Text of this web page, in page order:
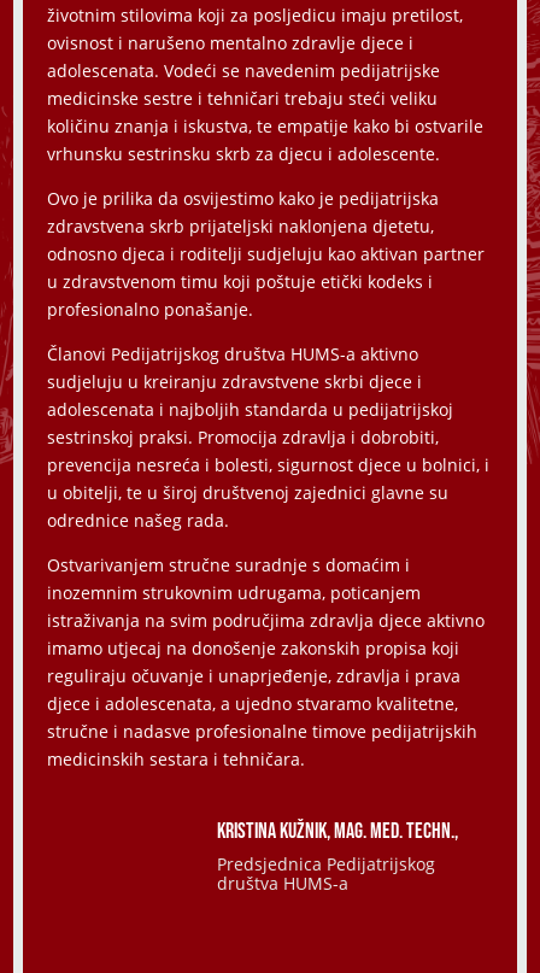
životnim stilovima koji za posljedicu imaju pretilost,
ovisnost i narušeno mentalno zdravlje djece i
adolescenata. Vodeći se navedenim pedijatrijske
medicinske sestre i tehničari trebaju steći veliku
količinu znanja i iskustva, te empatije kako bi ostvarile
vrhunsku sestrinsku skrb za djecu i adolescente.
Ovo je prilika da osvijestimo kako je pedijatrijska
zdravstvena skrb prijateljski naklonjena djetetu,
odnosno djeca i roditelji sudjeluju kao aktivan partner
u zdravstvenom timu koji poštuje etički kodeks i
profesionalno ponašanje.
Članovi Pedijatrijskog društva HUMS-a aktivno
sudjeluju u kreiranju zdravstvene skrbi djece i
adolescenata i najboljih standarda u pedijatrijskoj
sestrinskoj praksi. Promocija zdravlja i dobrobiti,
prevencija nesreća i bolesti, sigurnost djece u bolnici, i
u obitelji, te u široj društvenoj zajednici glavne su
odrednice našeg rada.
Ostvarivanjem stručne suradnje s domaćim i
inozemnim strukovnim udrugama, poticanjem
istraživanja na svim područjima zdravlja djece aktivno
imamo utjecaj na donošenje zakonskih propisa koji
reguliraju očuvanje i unaprjeđenje, zdravlja i prava
djece i adolescenata, a ujedno stvaramo kvalitetne,
stručne i nadasve profesionalne timove pedijatrijskih
medicinskih sestara i tehničara.
Kristina Kužnik, mag. med. techn.,
Predsjednica Pedijatrijskog
društva HUMS-a